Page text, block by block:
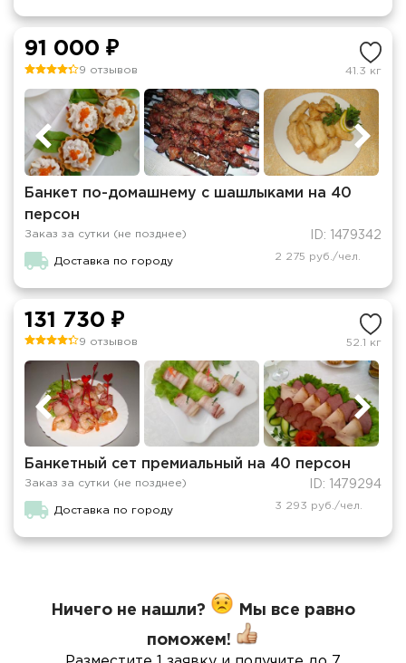
91 000 ₽
9 отзывов 41.3 кг
Банкет по-домашнему с шашлыками на 40
персон
Заказ за сутки (не позднее) ID: 1479342
Доставка по городу 2 275 руб./чел.
131 730 ₽
9 отзывов 52.1 кг
Банкетный сет премиальный на 40 персон
Заказ за сутки (не позднее) ID: 1479294
Доставка по городу 3 293 руб./чел.
Ничего не нашли? Мы все равно
поможем!